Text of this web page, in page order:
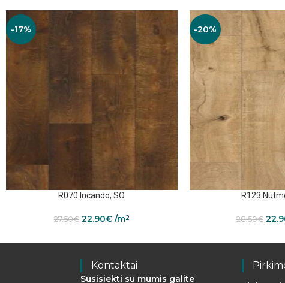
-17%
R070 Incando, SO
27.50€ 22.90€/m2
-20%
R123
28.50€
Kontaktai
Susisiekti su mumis galite